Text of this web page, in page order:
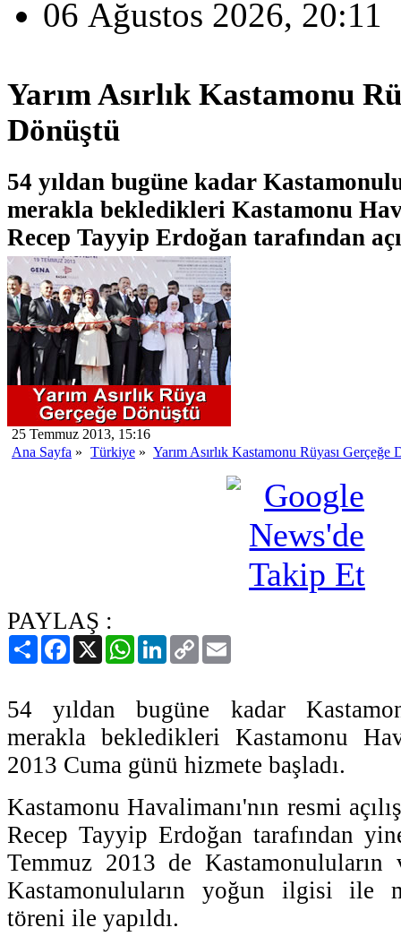
06 Ağustos 2026, 20:11
Yarım Asırlık Kastamonu
Dönüştü
54 yıldan bugüne kadar
merakla bekledikleri Kastamonu
Recep Tayyip Erdoğan tarafından
25 Temmuz 2013, 15:16
Ana Sayfa » Türkiye » Yarım Asırlık Kastamonu Rüyası Gerçeğe
PAYLAŞ :
PaylaşFacebook
X WhatsAppLinkedIn
Copy
Link
54 yıldan bugüne kadar
merakla bekledikleri Kastamonu
2013 Cuma günü hizmete başladı.
Kastamonu Havalimanı'nın resmi
Recep Tayyip Erdoğan tarafından
Temmuz 2013 de Kastamonuluların
Kastamonuluların yoğun ilgisi ile
töreni ile yapıldı.